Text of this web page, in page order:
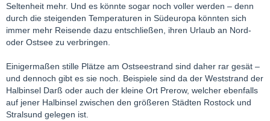
Seltenheit mehr. Und es könnte sogar noch voller werden – denn
durch die steigenden Temperaturen in Südeuropa könnten sich
immer mehr Reisende dazu entschließen, ihren Urlaub an Nord-
oder Ostsee zu verbringen.
Einigermaßen stille Plätze am Ostseestrand sind daher rar gesät –
und dennoch gibt es sie noch. Beispiele sind da der Weststrand der
Halbinsel Darß oder auch der kleine Ort Prerow, welcher ebenfalls
auf jener Halbinsel zwischen den größeren Städten Rostock und
Stralsund gelegen ist.